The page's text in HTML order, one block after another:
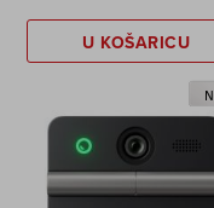
U KOŠARICU